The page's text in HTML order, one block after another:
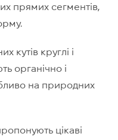
прямих сегментів,
кутів круглі і
органічно і
на природних
цікаві